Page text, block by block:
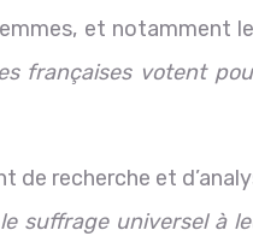
et notamment
françaises votent
de recherche et
suffrage universel à